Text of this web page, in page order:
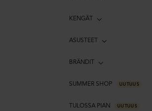
KENGÄT
ASUSTEET
BRÄNDIT
SUMMER SHOP UUTUUS
TULOSSA PIAN UUTUUS